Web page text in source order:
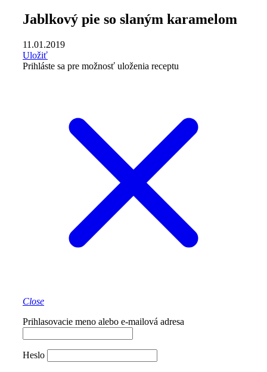
Jablkový pie so slaným karamelom
11.01.2019
Uložiť
Prihláste sa pre možnosť uloženia receptu
Close
Prihlasovacie meno alebo e-mailová adresa
Heslo